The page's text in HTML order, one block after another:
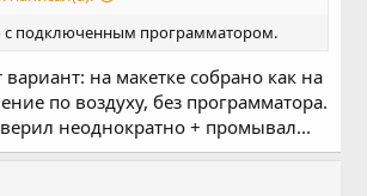
с подключенным программатором.
на макетке собрано как на
по воздуху, без программатора.
неоднократно + промывал...